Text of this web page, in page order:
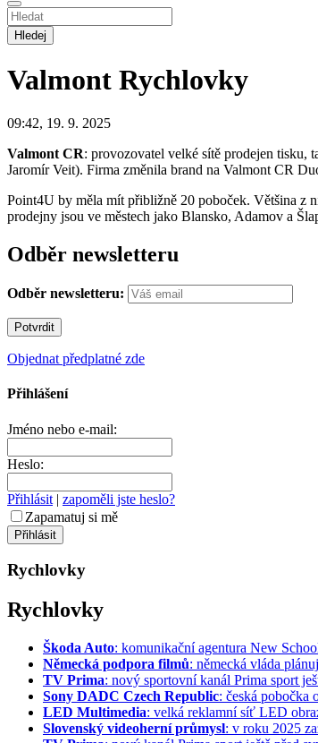
Hledej
Valmont Rychlovky
09:42, 19. 9. 2025
Valmont CR: provozovatel velké sítě prodejen
Jaromír Veit). Firma změnila brand na Valmont CR
Point4U by měla mít přibližně 20 poboček. Většina z
prodejny jsou ve městech jako Blansko, Adamov a
Odběr newsletteru
Odběr newsletteru:
Objednat předplatné zde
Přihlášení
Jméno nebo e-mail:
Heslo:
Přihlásit | zapoměli jste heslo?
Zapamatuj si mě
Rychlovky
Rychlovky
Škoda Auto: komunikační agentura New
Německá podpora filmů: německá vláda
TV Prima: nový sportovní kanál Prima sport
Sony DADC Czech Republic: česká pobočka
LED Multimedia: velká reklamní síť LED
Slovenský videoherní průmysl: v roku 2025